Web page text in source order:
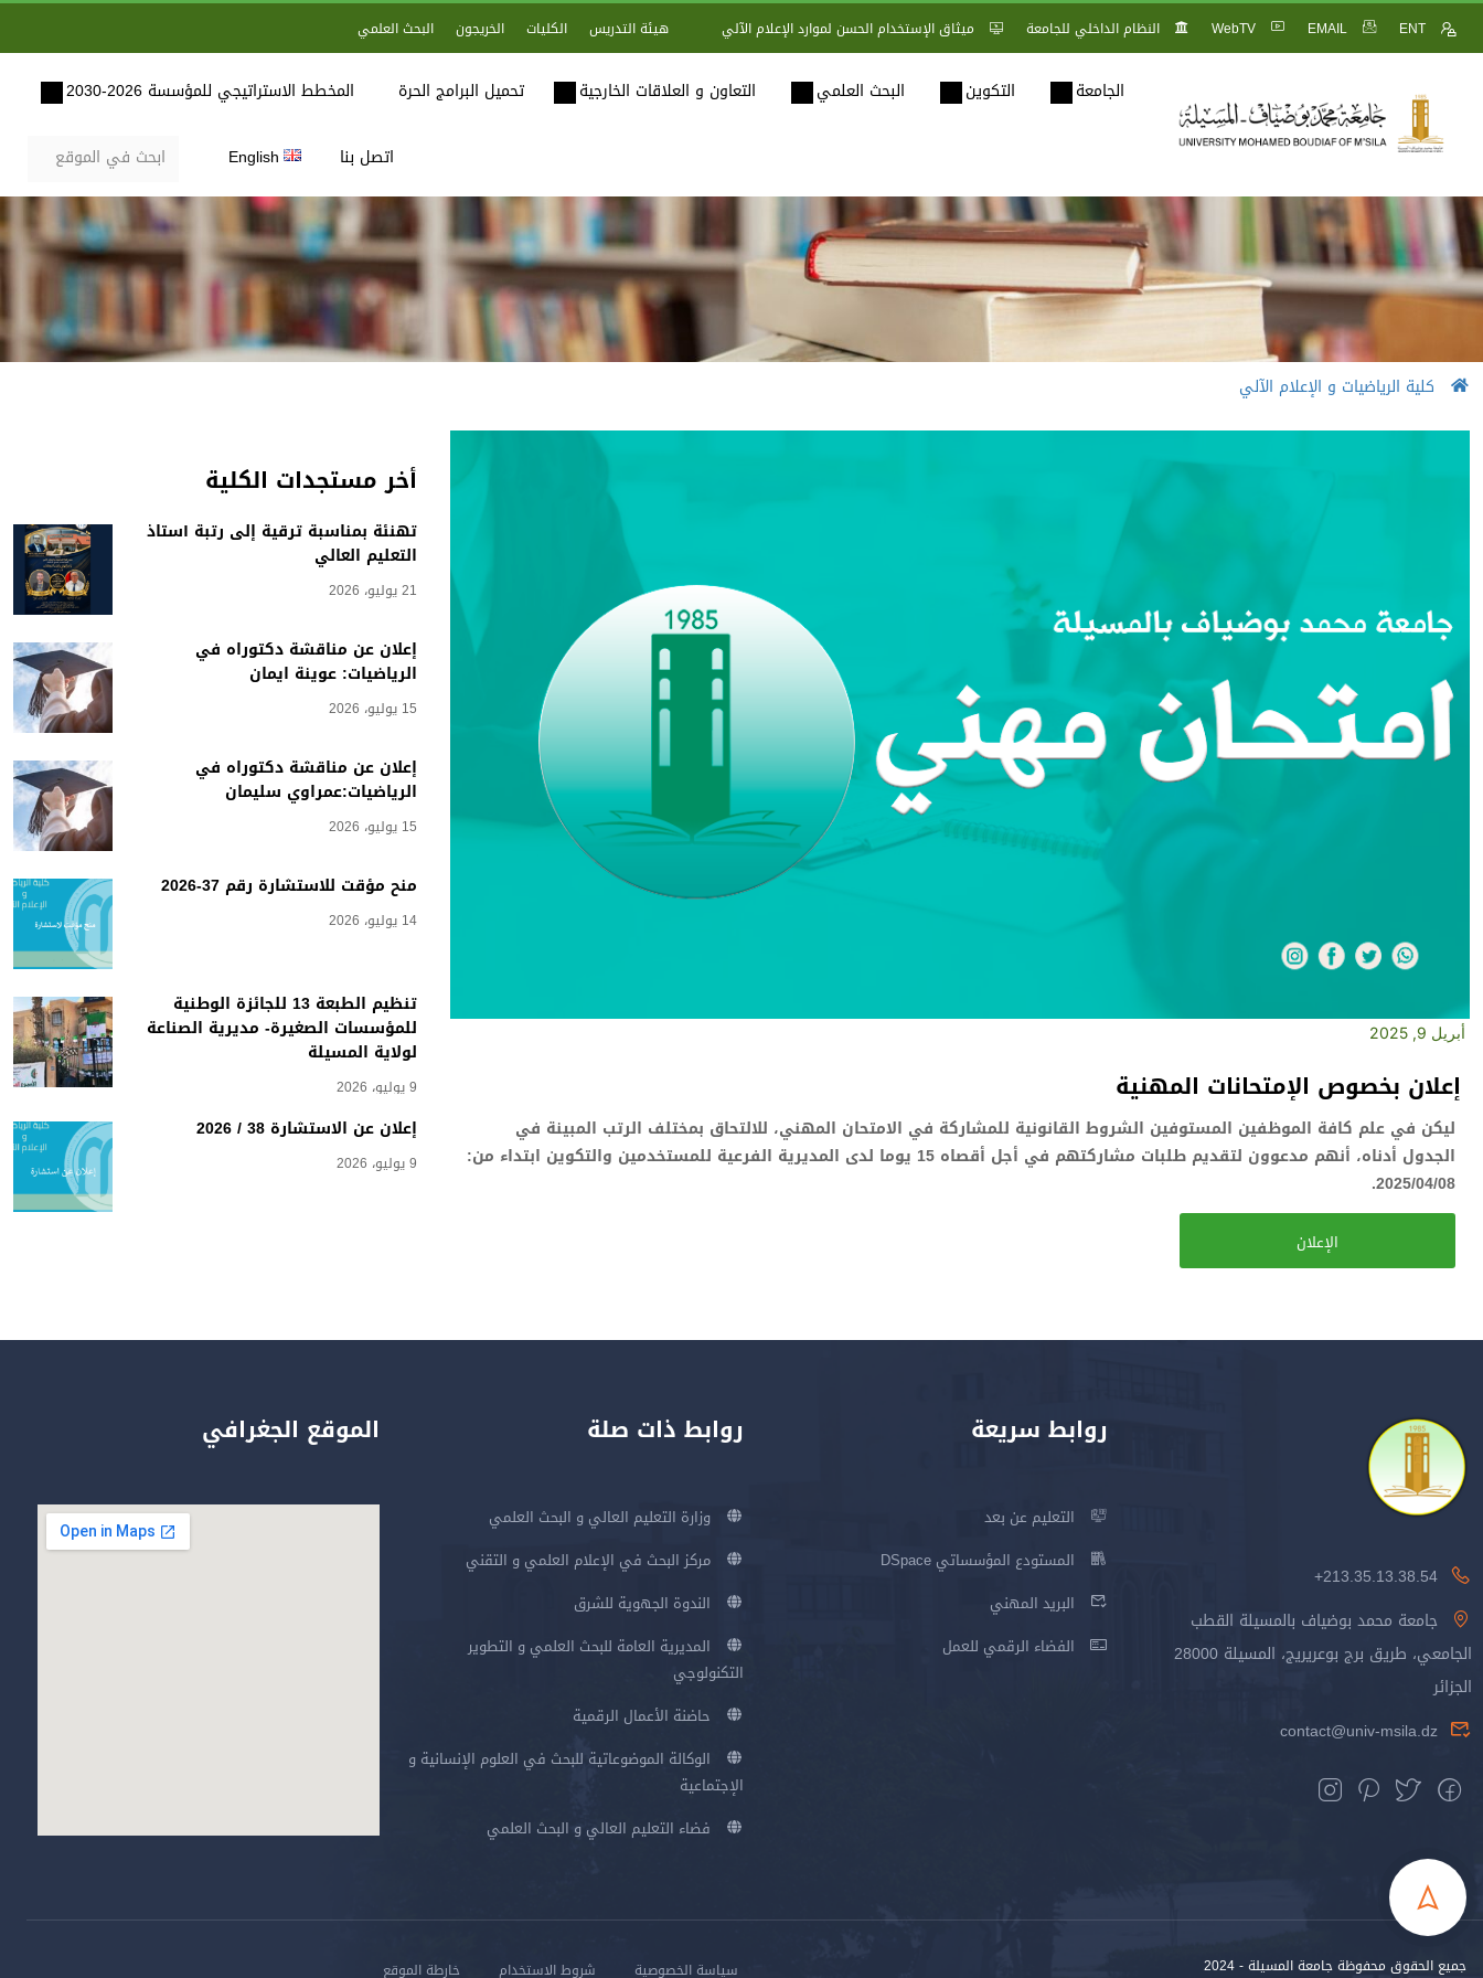
ENT
EMAIL
WebTV النظام الداخلي للجامعة ميثاق الإستخدام الحسن لموارد الإعلام الآلي هيئة التدريس الكليات الخريجون البحث العلمي
الجامعة التكوين البحث العلمي التعاون و العلاقات الخارجية تحميل البرامج الحرة المخطط الاستراتيجي للمؤسسة 2026-2030
اتصل بنا English
كلية الرياضيات و الإعلام الآلي
أخر مستجدات الكلية
تهنئة بمناسبة ترقية إلى رتبة أستاذ
التعليم العالي
21 يوليو، 2026
إعلان عن مناقشة دكتوراه في
الرياضيات: عوينة ايمان
15 يوليو، 2026
إعلان عن مناقشة دكتوراه في
الرياضيات:عمراوي سليمان
15 يوليو، 2026
منح مؤقت للاستشارة رقم 37-2026
14 يوليو، 2026
تنظيم الطبعة 13 للجائزة الوطنية
للمؤسسات الصغيرة- مديرية الصناعة
لولاية المسيلة
9 يوليو، 2026
إعلان عن الاستشارة 38 / 2026
9 يوليو، 2026
أبريل 9, 2025
إعلان بخصوص الإمتحانات المهنية
ليكن في علم كافة الموظفين المستوفين الشروط القانونية للمشاركة في الامتحان المهني، للالتحاق بمختلف الرتب المبينة في
الجدول أدناه، أنهم مدعوون لتقديم طلبات مشاركتهم في أجل أقصاه 15 يوما لدى المديرية الفرعية للمستخدمين والتكوين ابتداء من:
2025/04/08.
الإعلان
213.35.13.38.54+
جامعة محمد بوضياف بالمسيلة القطب
الجامعي، طريق برج بوعريريج، المسيلة 28000
الجزائر
contact@univ-msila.dz
روابط سريعة
التعليم عن بعد
المستودع المؤسساتي DSpace
البريد المهني
الفضاء الرقمي للعمل
روابط ذات صلة
وزارة التعليم العالي و البحث العلمي
مركز البحث في الإعلام العلمي و التقني
الندوة الجهوية للشرق
المديرية العامة للبحث العلمي و التطوير
التكنولوجي
حاضنة الأعمال الرقمية
الوكالة الموضوعاتية للبحث في العلوم الإنسانية و
الإجتماعية
فضاء التعليم العالي و البحث العلمي
الموقع الجغرافي
جميع الحقوق محفوظة جامعة المسيلة - 2024 سياسة الخصوصية شروط الاستخدام خارطة الموقع